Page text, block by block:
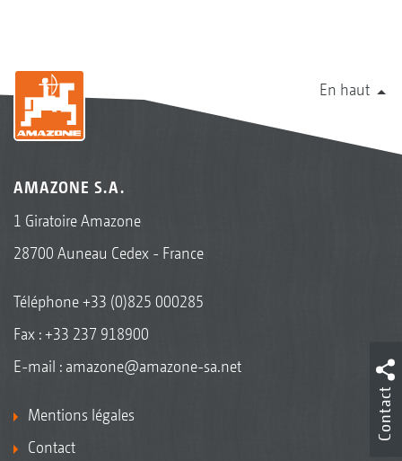
En haut
AMAZONE S.A.
1 Giratoire Amazone
28700 Auneau Cedex - France
Téléphone+33 (0)825 000285
Fax : +33 237 918900
E-mail : amazone@amazone-sa.net
Mentions légales
Contact
Contact